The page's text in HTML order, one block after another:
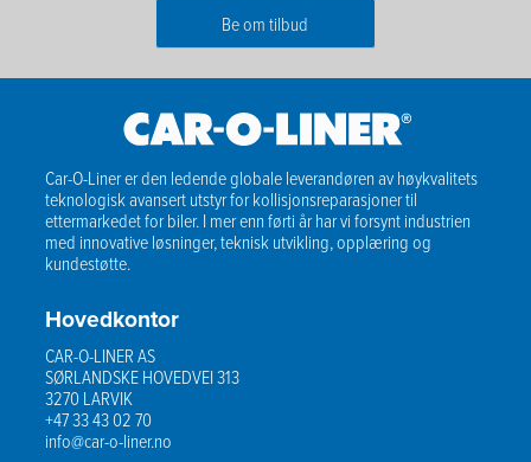
Be om tilbud
E-post*
Telefon*
Firma*
Postnummer*
Beskjed
Car-O-Liner er den ledende globale leverandøren av høykvalitets
teknologisk avansert utstyr for kollisjonsreparasjoner til
ettermarkedet for biler. I mer enn førti år har vi forsynt industrien
med innovative løsninger, teknisk utvikling, opplæring og
kundestøtte.
Hovedkontor
CAR-O-LINER AS
SØRLANDSKE HOVEDVEI 313
3270 LARVIK
+47 33 43 02 70
info@car-o-liner.no